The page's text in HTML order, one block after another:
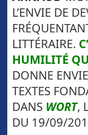
L’ENVIE DE
LITTÉRAIRE.
HUMILITÉ
DONNE
TEXTES
DANS WORT,
DU 19/09/